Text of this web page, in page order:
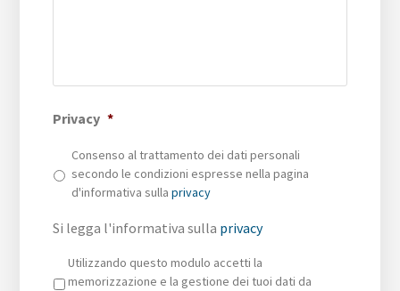
Privacy *
Consenso al trattamento dei dati personali
secondo le condizioni espresse nella pagina
d'informativa sullaprivacy
Si legga l'informativa sulla privacy
Privacy *
Utilizzando questo modulo accetti la
memorizzazione e la gestione dei tuoi dati da